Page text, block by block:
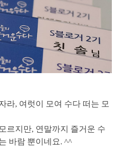
라, 여럿이 모여 수다 떠는 모
르지만, 연말까지 즐거운 수
바람 뿐이네요. ^^